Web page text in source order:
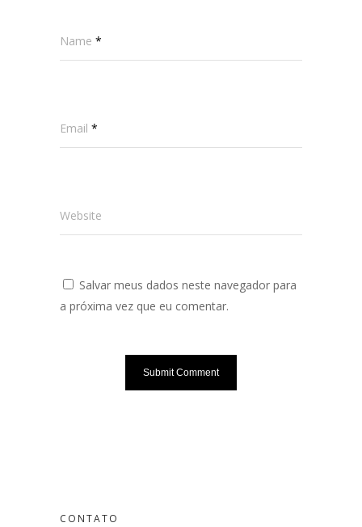
Name *
Email *
Website
Salvar meus dados neste navegador para
a próxima vez que eu comentar.
CONTATO